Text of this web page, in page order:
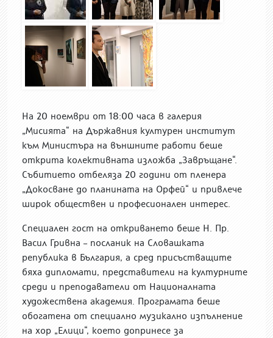
На 20 ноември от 18:00 часа в галерия
„Мисията“ на Държавния културен институт
към Министъра на външните работи беше
открита колективната изложба „Завръщане“.
Събитието отбеляза 20 години от пленера
„Докосване до планината на Орфей“ и привлече
широк обществен и професионален интерес.
Специален гост на откриването беше Н. Пр.
Васил Гривна – посланик на Словашката
република в България, а сред присъстващите
бяха дипломати, представители на културните
среди и преподаватели от Националната
художествена академия. Програмата беше
обогатена от специално музикално изпълнение
на хор „Елици“, което допринесе за